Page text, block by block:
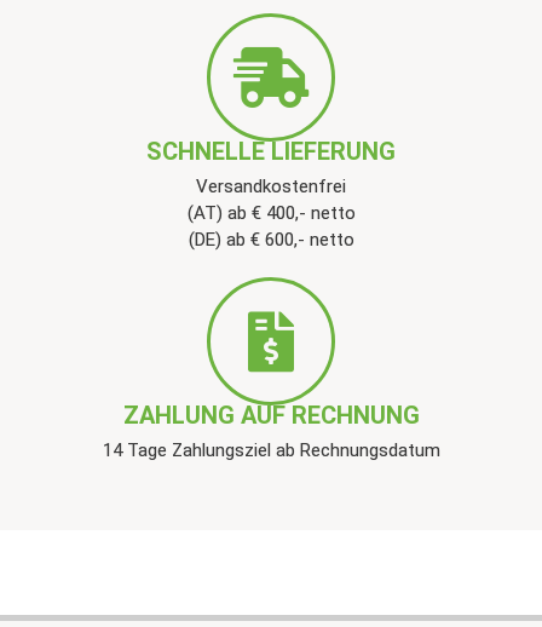
SCHNELLE LIEFERUNG
Versandkostenfrei
(AT) ab € 400,- netto
(DE) ab € 600,- netto
ZAHLUNG AUF RECHNUNG
14 Tage Zahlungsziel ab Rechnungsdatum